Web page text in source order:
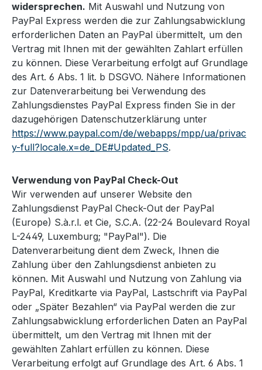
widersprechen. Mit Auswahl und Nutzung von
PayPal Express werden die zur Zahlungsabwicklung
erforderlichen Daten an PayPal übermittelt, um den
Vertrag mit Ihnen mit der gewählten Zahlart erfüllen
zu können. Diese Verarbeitung erfolgt auf Grundlage
des Art. 6 Abs. 1 lit. b DSGVO. Nähere Informationen
zur Datenverarbeitung bei Verwendung des
Zahlungsdienstes PayPal Express finden Sie in der
dazugehörigen Datenschutzerklärung unter
https://www.paypal.com/de/webapps/mpp/ua/privac
y-full?locale.x=de_DE#Updated_PS.
Verwendung von PayPal Check-Out
Wir verwenden auf unserer Website den
Zahlungsdienst PayPal Check-Out der PayPal
(Europe) S.à.r.l. et Cie, S.C.A. (22-24 Boulevard Royal
L-2449, Luxemburg; "PayPal"). Die
Datenverarbeitung dient dem Zweck, Ihnen die
Zahlung über den Zahlungsdienst anbieten zu
können. Mit Auswahl und Nutzung von Zahlung via
PayPal, Kreditkarte via PayPal, Lastschrift via PayPal
oder „Später Bezahlen“ via PayPal werden die zur
Zahlungsabwicklung erforderlichen Daten an PayPal
übermittelt, um den Vertrag mit Ihnen mit der
gewählten Zahlart erfüllen zu können. Diese
Verarbeitung erfolgt auf Grundlage des Art. 6 Abs. 1